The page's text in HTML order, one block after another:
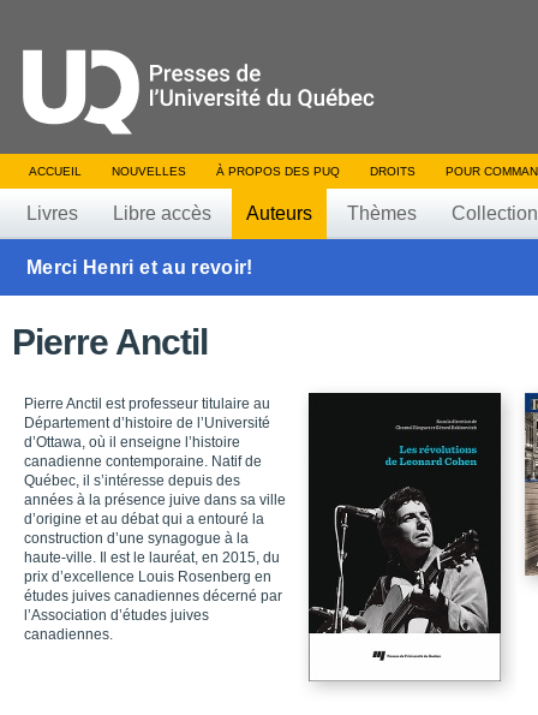
ACCUEIL NOUVELLES À PROPOS DES PUQ DROITS POUR
Livres Libre accès Auteurs Thèmes
Merci Henri et au revoir!
Pierre Anctil
Pierre Anctil est professeur titulaire au
Département d’histoire de l’Université
d’Ottawa, où il enseigne l’histoire
canadienne contemporaine. Natif de
Québec, il s’intéresse depuis des
années à la présence juive dans sa ville
d’origine et au débat qui a entouré la
construction d’une synagogue à la
haute-ville. Il est le lauréat, en 2015, du
prix ­d’excellence Louis Rosenberg en
études juives canadiennes décerné par
l’Association d’études juives
canadiennes.